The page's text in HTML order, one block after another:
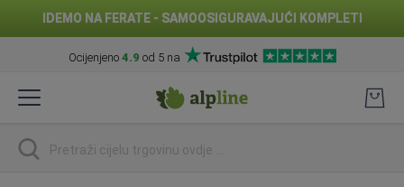
IDEMO NA FERATE - SAMOOSIGURAVAJUĆI KOMPLETI
Ocijenjeno 4.9 od 5 na
na
traži